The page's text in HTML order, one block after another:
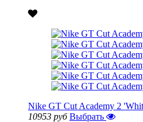
Nike GT Cut Academy 2
10953 руб Выбрать